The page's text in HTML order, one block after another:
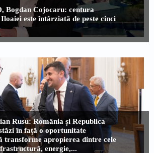
Bogdan Cojocaru: centura
este întârziată de peste cinci
Rusu: România și Republica
în față o oportunitate
transforme apropierea dintre cele
energie,...